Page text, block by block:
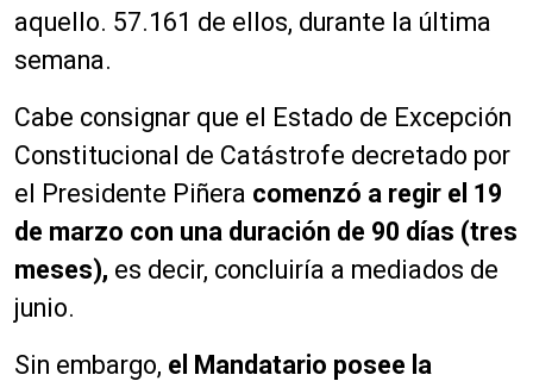
aquello. 57.161 de ellos, durante la última
semana.
Cabe consignar que el Estado de Excepción
Constitucional de Catástrofe decretado por
el Presidente Piñera comenzó a regir el 19
de marzo con una duración de 90 días (tres
meses), es decir, concluiría a mediados de
junio.
Sin embargo, el Mandatario posee la